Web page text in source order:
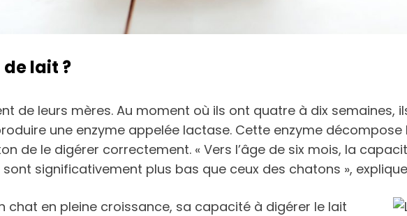
lait ?
de leurs mères. Au moment où ils ont quatre à dix semaines,
une enzyme appelée lactase. Cette enzyme
de le digérer correctement. « Vers l’âge de six mois, la
significativement plus bas que ceux des chatons »,
chat en pleine croissance, sa capacité à digérer le lait